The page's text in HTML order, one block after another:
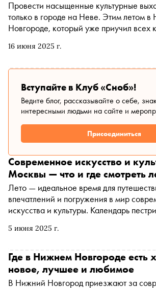
Большом Петергофском дворце и о
для исполнителей фестиваль Pianissimo
16 июня 2025 г.
Провести насыщенные культурные
только в городе на Неве. Этим летом
Новгороде, который уже приучил всех
музыкальных и арт-фестивалей.
Вступайте в Клуб «Сноб»!
Ведите блог, рассказывайте о себе,
интересными людьми на сайте и
Присоединиться
5 июня 2025 г.
Современное искусство и
Москвы — что и где смотреть
Лето — идеальное время для
впечатлений и погружения в мир
искусства и культуры. Календарь
хочет совместить отдых на природе с
Коллекционеров Cosmoscow выбрал
мероприятия и выставки в городах
Где в Нижнем Новгороде
новое, лучшее и любимое
В Нижний Новгород приезжают за